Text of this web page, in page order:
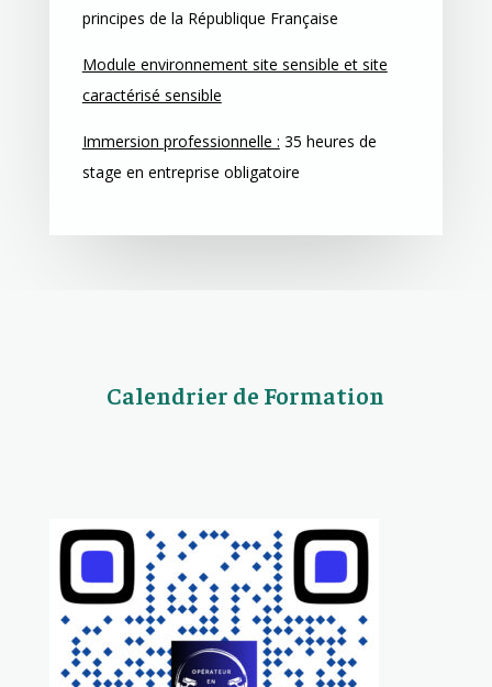
principes de la République Française
Module environnement site sensible et site
caractérisé sensible
Immersion professionnelle : 35 heures de
stage en entreprise obligatoire
Calendrier de Formation